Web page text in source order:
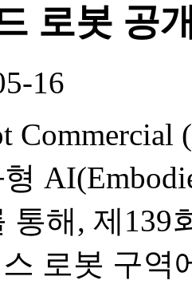
로봇 공
16
Commercial
통해, 제139
로봇 구역